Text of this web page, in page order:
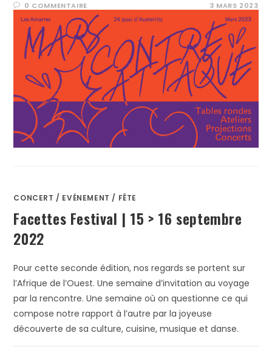
0 COMMENTAIRE 3 MARS 2023
CONCERT / EVÉNEMENT / FÊTE
Facettes Festival | 15 > 16 septembre
2022
Pour cette seconde édition, nos regards se portent sur
l’Afrique de l’Ouest. Une semaine d’invitation au voyage
par la rencontre. Une semaine où on questionne ce qui
compose notre rapport à l’autre par la joyeuse
découverte de sa culture, cuisine, musique et danse.